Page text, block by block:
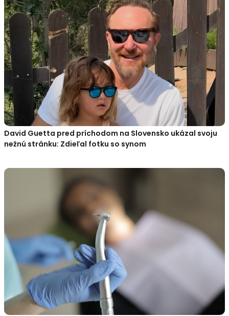
David Guetta pred príchodom na Slovensko ukázal svoju
nežnú stránku: Zdieľal fotku so synom